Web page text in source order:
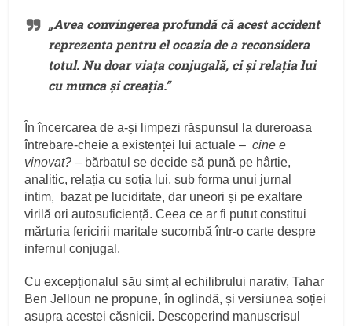
„Avea convingerea profundă că acest accident
reprezenta pentru el ocazia de a reconsidera
totul. Nu doar viața conjugală, ci și relația lui
cu munca și creația.”
În încercarea de a-și limpezi răspunsul la dureroasa
întrebare-cheie a existenței lui actuale –cine e
vinovat?– bărbatul se decide să pună pe hârtie,
analitic, relația cu soția lui, sub forma unui jurnal
intim, bazat pe luciditate, dar uneori și pe exaltare
virilă ori autosuficiență. Ceea ce ar fi putut constitui
mărturia fericirii maritale sucombă într-o carte despre
infernul conjugal.
Cu excepționalul său simț al echilibrului narativ, Tahar
Ben Jelloun ne propune, în oglindă, și versiunea soției
asupra acestei căsnicii. Descoperind manuscrisul